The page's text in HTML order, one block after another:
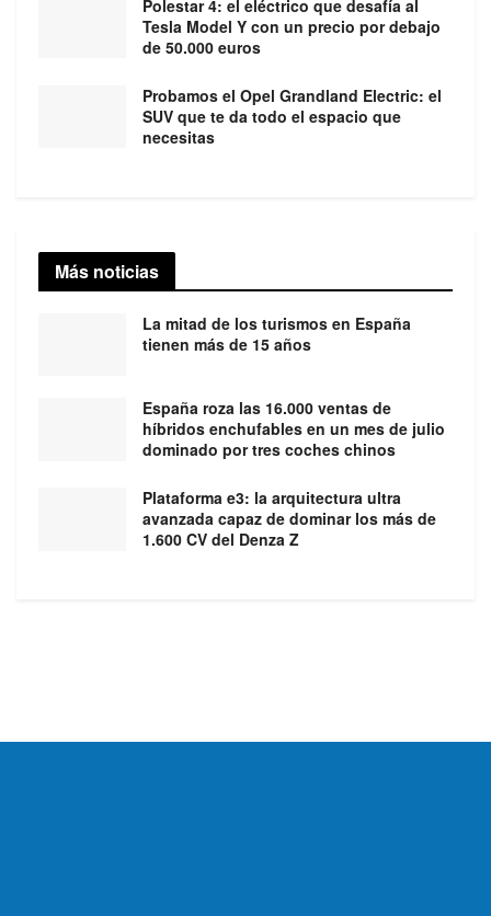
Polestar 4: el eléctrico que desafía al
Tesla Model Y con un precio por debajo
de 50.000 euros
Probamos el Opel Grandland Electric: el
SUV que te da todo el espacio que
necesitas
Más noticias
La mitad de los turismos en España
tienen más de 15 años
España roza las 16.000 ventas de
híbridos enchufables en un mes de julio
dominado por tres coches chinos
Plataforma e3: la arquitectura ultra
avanzada capaz de dominar los más de
1.600 CV del Denza Z